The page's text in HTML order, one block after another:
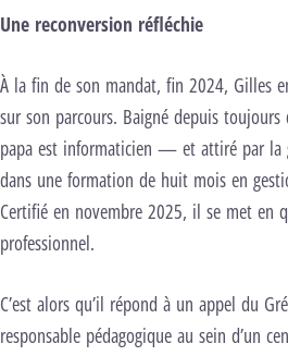
Une reconversion réfléchie
À la fin de son mandat, fin 2024, Gilles
sur son parcours. Baigné depuis
papa est informaticien — et attiré par la
dans une formation de huit mois en
Certifié en novembre 2025, il se met en
professionnel.
C’est alors qu’il répond à un appel du
responsable pédagogique au sein d’un